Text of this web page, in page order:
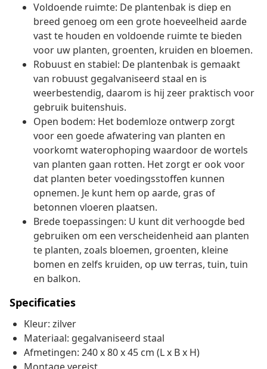
Voldoende ruimte: De plantenbak is diep en
breed genoeg om een grote hoeveelheid aarde
vast te houden en voldoende ruimte te bieden
voor uw planten, groenten, kruiden en bloemen.
Robuust en stabiel: De plantenbak is gemaakt
van robuust gegalvaniseerd staal en is
weerbestendig, daarom is hij zeer praktisch voor
gebruik buitenshuis.
Open bodem: Het bodemloze ontwerp zorgt
voor een goede afwatering van planten en
voorkomt waterophoping waardoor de wortels
van planten gaan rotten. Het zorgt er ook voor
dat planten beter voedingsstoffen kunnen
opnemen. Je kunt hem op aarde, gras of
betonnen vloeren plaatsen.
Brede toepassingen: U kunt dit verhoogde bed
gebruiken om een verscheidenheid aan planten
te planten, zoals bloemen, groenten, kleine
bomen en zelfs kruiden, op uw terras, tuin, tuin
en balkon.
Specificaties
Kleur: zilver
Materiaal: gegalvaniseerd staal
Afmetingen: 240 x 80 x 45 cm (L x B x H)